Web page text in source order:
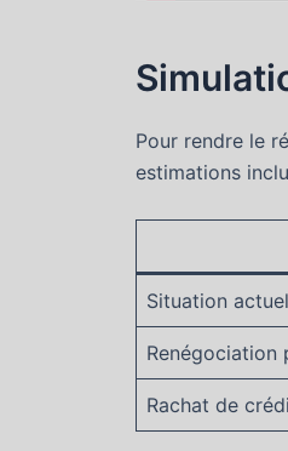
Pour rendre le
estimations
Situation
Renégociation
Rachat de